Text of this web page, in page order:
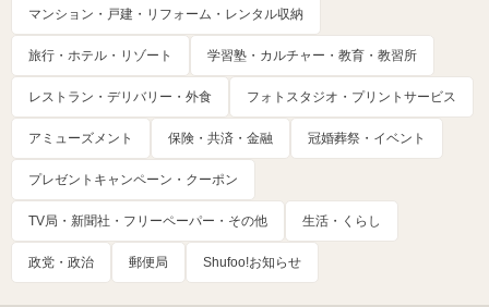
マンション・戸建・リフォーム・レンタル収納
旅行・ホテル・リゾート 学習塾・カルチャー・教育・教習所
レストラン・デリバリー・外食 フォトスタジオ・プリントサービス
アミューズメント 保険・共済・金融 冠婚葬祭・イベント
プレゼントキャンペーン・クーポン
TV局・新聞社・フリーペーパー・その他 生活・くらし
政党・政治 郵便局 Shufoo!お知らせ